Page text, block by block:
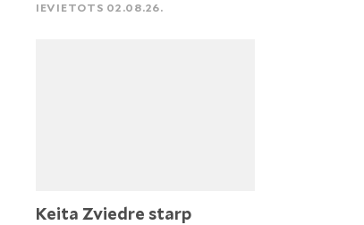
IEVIETOTS 02.08.26.
Keita Zviedre starp